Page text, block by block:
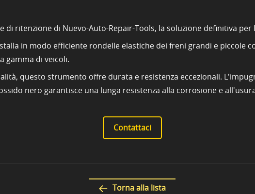
di ritenzione di Nuevo-Auto-Repair-Tools, la soluzione definitiva
in modo efficiente rondelle elastiche dei freni grandi e piccole
gamma di veicoli.
questo strumento offre durata e resistenza eccezionali.
nero garantisce una lunga resistenza alla corrosione e
Contattaci
Torna alla lista